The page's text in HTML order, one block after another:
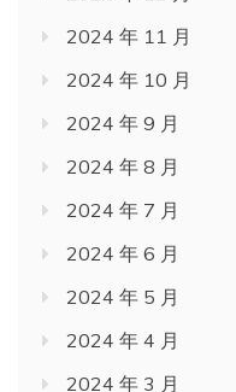
2024 年 11 月
2024 年 10 月
2024 年 9 月
2024 年 8 月
2024 年 7 月
2024 年 6 月
2024 年 5 月
2024 年 4 月
2024 年 3 月